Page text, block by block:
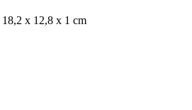
18,2 x 12,8 x 1 cm